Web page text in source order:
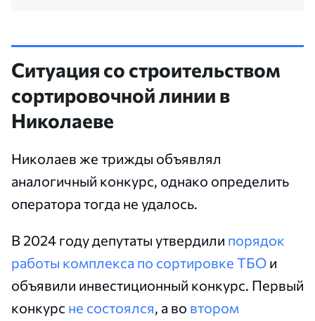
Ситуация со строительством
сортировочной линии в
Николаеве
Николаев же трижды объявлял
аналогичный конкурс, однако определить
оператора тогда не удалось.
В 2024 году депутаты утвердили порядок
работы комплекса по сортировке ТБО и
объявили инвестиционный конкурс. Первый
конкурс не состоялся, а во втором